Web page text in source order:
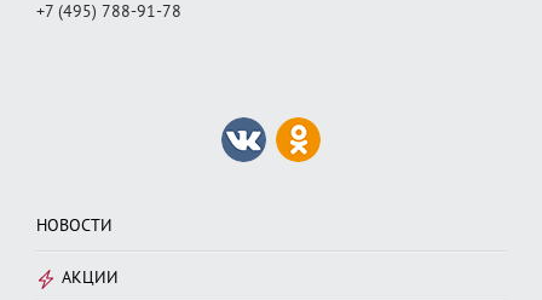
+7 (495) 788-91-78
НОВОСТИ
АКЦИИ